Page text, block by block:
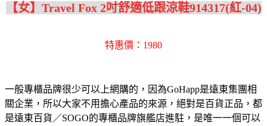
【女】Travel Fox 2吋舒適低跟涼鞋914317(紅-04)
特惠價：1980
一般專櫃品牌很少可以上網購的，因為GoHapp是遠東集團相
關企業，所以大家不用擔心產品的來源，絕對是百貨正品，都
是遠東百貨／SOGO的專櫃品牌旗艦店進駐，是唯一一個可以